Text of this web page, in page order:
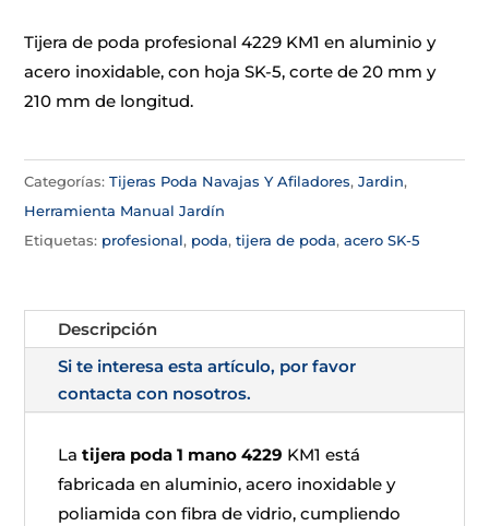
Tijera de poda profesional 4229 KM1 en aluminio y
acero inoxidable, con hoja SK-5, corte de 20 mm y
210 mm de longitud.
Categorías:Tijeras Poda Navajas Y Afiladores,Jardin,
Herramienta Manual Jardín
Etiquetas: profesional, poda,tijera de poda,acero SK-5
Descripción
Si te interesa esta artículo, por favor
contacta con nosotros.
Latijera poda 1 mano 4229 KM1 está
fabricada en aluminio, acero inoxidable y
poliamida con fibra de vidrio, cumpliendo